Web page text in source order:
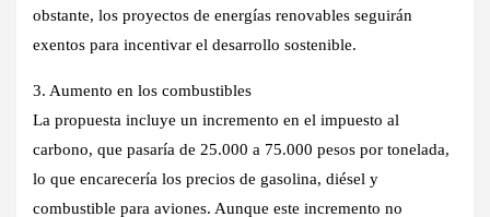
obstante, los proyectos de energías renovables seguirán
exentos para incentivar el desarrollo sostenible.
3. Aumento en los combustibles
La propuesta incluye un incremento en el impuesto al
carbono, que pasaría de 25.000 a 75.000 pesos por tonelada,
lo que encarecería los precios de gasolina, diésel y
combustible para aviones. Aunque este incremento no